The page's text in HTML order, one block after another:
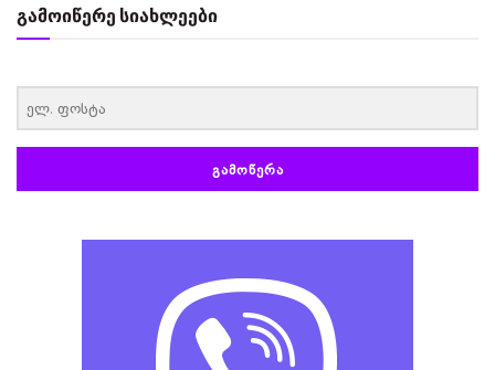
გამოიწერე სიახლეები
ᲒᲐᲛᲝᲬᲔᲠᲐ